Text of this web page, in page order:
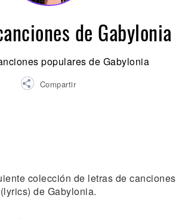
de Gabylonia
populares de Gabylonia
Compartir
colección de letras de canciones
(lyrics) de Gabylonia.